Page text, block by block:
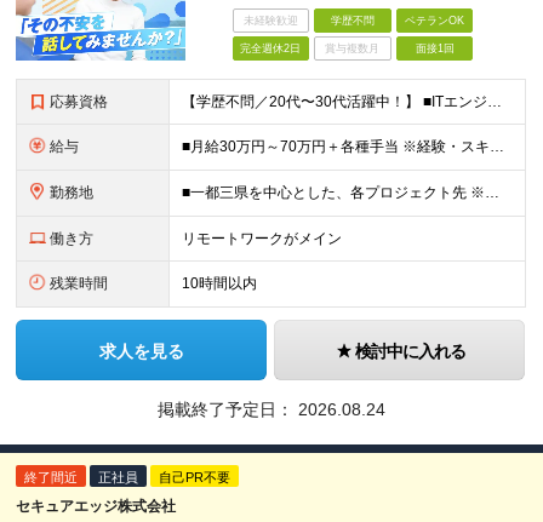
未経験歓迎 学歴不問 ベテランOK
完全週休2日 賞与複数月 面接1回
応募資格 【学歴不問／20代〜30代活躍中！】 ■ITエンジニア経験をお持ちの方（年数やフェーズは不問！） ★運用保守のみの経験でも大歓迎です！ 「これから上流工程にステップアップしたい」 「AWS・Azur
給与 ■月給30万円～70万円＋各種手当 ※経験・スキル・前職給与を最大限考慮のうえ決定いたします。 ※固定残業代：30時間分/56,250円～ ※試用期間はありません。 ★充実の各種手当・補助あり！ ・
勤務地 ■一都三県を中心とした、各プロジェクト先 ※リモートワーク率約70％！週2～3日のハイブリッド勤務がメインです。 ハイブリッド：約50%（週に数日リモート＋出社の組み合わせ） フルリモート：約20％
働き方 リモートワークがメイン
残業時間 10時間以内
求人を見る 検討中に入れる
掲載終了予定日： 2026.08.24
終了間近 正社員 自己PR不要
セキュアエッジ株式会社